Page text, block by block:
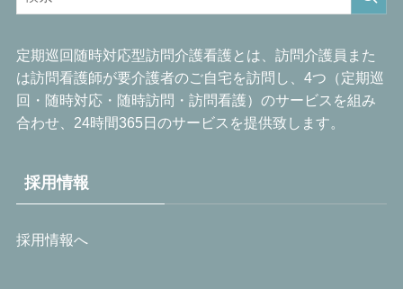
定期巡回随時対応型訪問介護看護とは、訪問介護員また
は訪問看護師が要介護者のご自宅を訪問し、4つ（定期巡
回・随時対応・随時訪問・訪問看護）のサービスを組み
合わせ、24時間365日のサービスを提供致します。
採用情報
採用情報へ